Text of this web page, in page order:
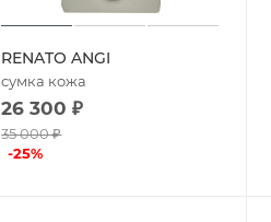
RENATO ANGI
сумка кожа
26 300 ₽
35 000₽
-25%